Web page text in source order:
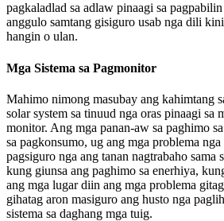
pagkaladlad sa adlaw pinaagi sa
anggulo samtang gisiguro usab nga dili
hangin o ulan.
Mga Sistema sa Pagmonitor
Mahimo nimong masubay ang kahimtang
solar system sa tinuud nga oras pinaagi sa
monitor. Ang mga panan-aw sa paghimo
sa pagkonsumo, ug ang mga problema
pagsiguro nga ang tanan nagtrabaho sama
kung giunsa ang paghimo sa enerhiya,
ang mga lugar diin ang mga problema
gihatag aron masiguro ang husto nga
sistema sa daghang mga tuig.